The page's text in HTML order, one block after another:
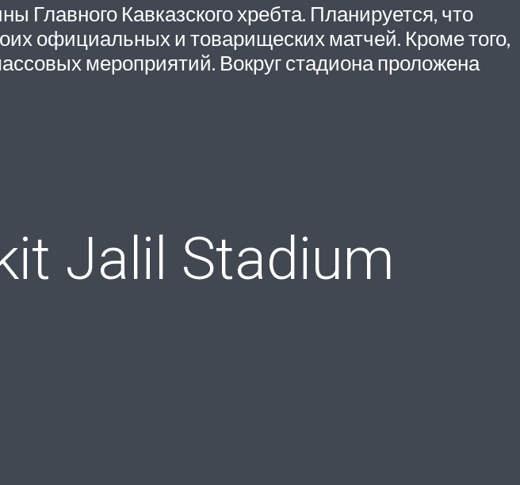
Главного Кавказского хребта. Планируется, что
официальных и товарищеских матчей. Кроме того,
мероприятий. Вокруг стадиона проложена
Jalil Stadium